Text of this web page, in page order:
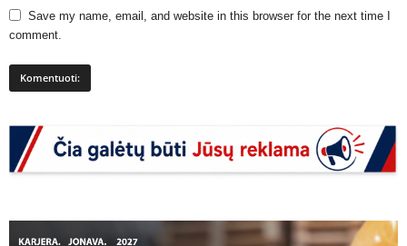
Save my name, email, and website in this browser for the next time I
comment.